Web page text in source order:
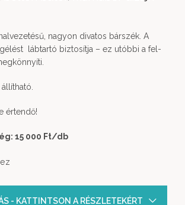
nagyon divatos bárszék. A
lábtartó biztosítja – ez utóbbi a fel-
értendő!
15 000 Ft/db
- KATTINTSON A RÉSZLETEKÉRT